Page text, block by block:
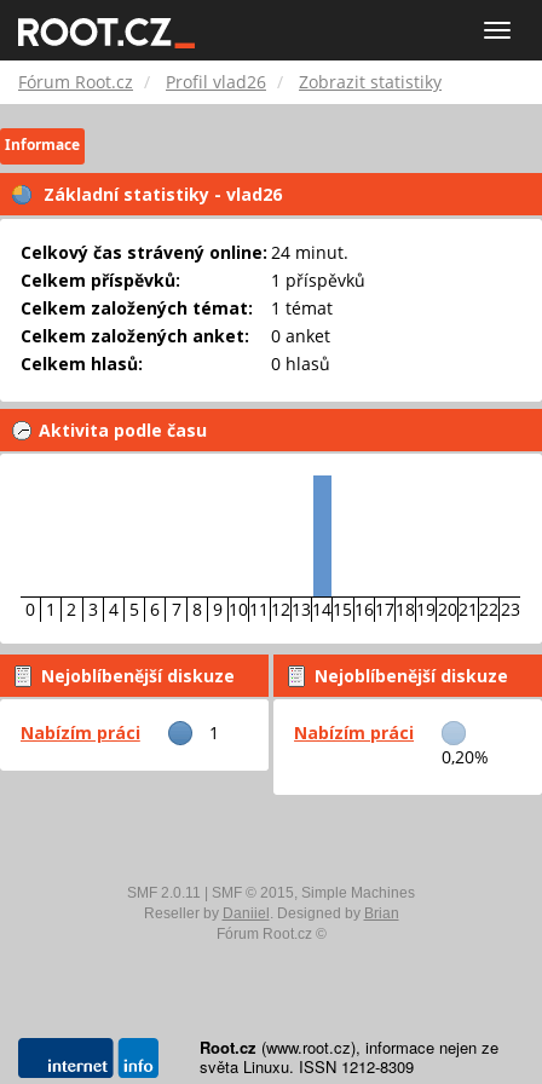
Toggle
Root.cz
Fórum Root.cz Profil vlad26 Zobrazit statistiky
Informace
Základní statistiky - vlad26
Celkový čas strávený online: 24 minut.
Celkem příspěvků:
1 příspěvků
Celkem založených témat:
1 témat
Celkem založených anket:
0 anket
Celkem hlasů:
0 hlasů
Aktivita podle času
0 1 2 3 4 5 6 7 8 9 1011 12131415161718192021 22 23
Nejoblíbenější diskuze
Nabízím práci 1
Nejoblíbenější diskuze
Nabízím práci
0,20%
SMF 2.0.11 SMF © 2015, Simple Machines
Reseller by Daniiel . Designed by Brian
Fórum Root.cz ©
Root.cz (www.root.cz), informace nejen ze
světa Linuxu. ISSN 1212-8309